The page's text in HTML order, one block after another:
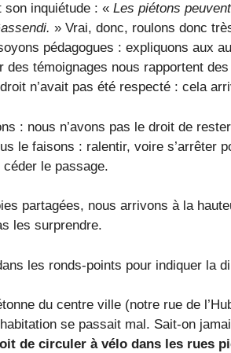
son inquiétude : « Les piétons
» Vrai, donc, roulons donc
pédagogues : expliquons aux
des témoignages nous rapportent
n’avait pas été respecté : cela
: nous n’avons pas le droit de
le faisons : ralentir, voire s’arrêter
céder le passage.
partagées, nous arrivons à la
les surprendre.
les ronds-points pour indiquer la
du centre ville (notre rue de
se passait mal. Sait-on
de circuler à vélo dans les rues